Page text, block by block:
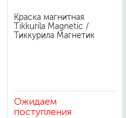
Краска магнитная
Tikkurila Magnetic /
Тиккурила Магнетик
Ожидаем
поступления